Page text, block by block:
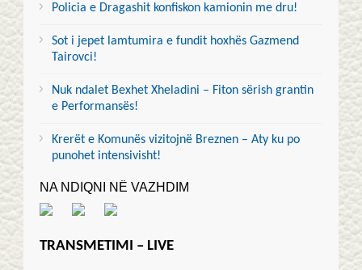
Policia e Dragashit konfiskon kamionin me dru!
Sot i jepet lamtumira e fundit hoxhës Gazmend
Tairovci!
Nuk ndalet Bexhet Xheladini – Fiton sërish grantin
e Performansës!
Krerët e Komunës vizitojnë Breznen – Aty ku po
punohet intensivisht!
NA NDIQNI NË VAZHDIM
TRANSMETIMI – LIVE